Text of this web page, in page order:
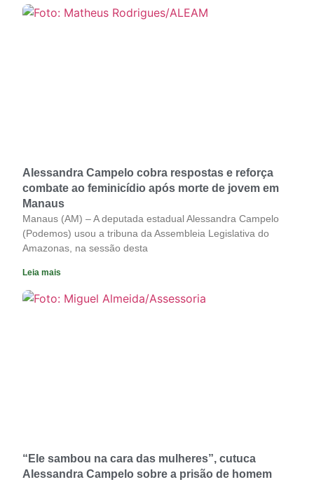
Alessandra Campelo cobra respostas e reforça
combate ao feminicídio após morte de jovem em
Manaus
Manaus (AM) – A deputada estadual Alessandra Campelo
(Podemos) usou a tribuna da Assembleia Legislativa do
Amazonas, na sessão desta
Leia mais
“Ele sambou na cara das mulheres”, cutuca
Alessandra Campelo sobre a prisão de homem